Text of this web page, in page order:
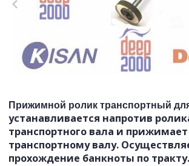
Прижимной ролик транспортный
устанавливается напротив
транспортного вала и
транспортному валу.
прохождение банкноты по тракту.